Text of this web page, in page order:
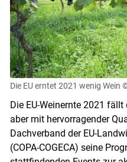
Skip to
Die EU erntet 2021 wenig Wein
Die EU-Weinernte 2021
aber mit hervorragender
Dachverband der EU-
(COPA-COGECA) seine